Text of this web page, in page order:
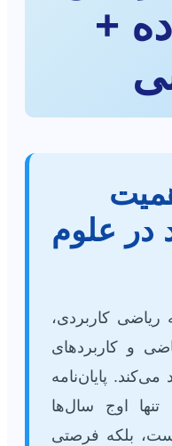
+
در علوم
کاربردی،
و کاربردهای
پایان‌نامه
اوج سال‌ها
بلکه فرصتی